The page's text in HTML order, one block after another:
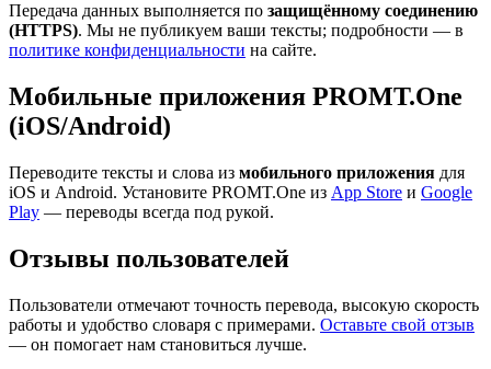
Передача данных выполняется по защищённому соединению
(HTTPS). Мы не публикуем ваши тексты; подробности — в
политике конфиденциальности на сайте.
Мобильные приложения PROMT.One
(iOS/Android)
Переводите тексты и слова из мобильного приложения для
iOS и Android. Установите PROMT.One из App Store и Google
Play — переводы всегда под рукой.
Отзывы пользователей
Пользователи отмечают точность перевода, высокую скорость
работы и удобство словаря с примерами. Оставьте свой отзыв
— он помогает нам становиться лучше.